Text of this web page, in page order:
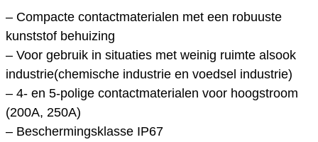
– Compacte contactmaterialen met een robuuste
kunststof behuizing
– Voor gebruik in situaties met weinig ruimte alsook
industrie(chemische industrie en voedsel industrie)
– 4- en 5-polige contactmaterialen voor hoogstroom
(200A, 250A)
– Beschermingsklasse IP67